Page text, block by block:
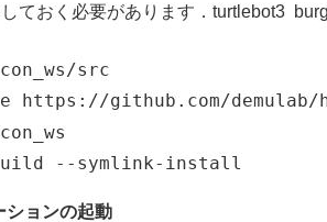
ておく必要があります．turtlebot3
src
https://github.com/demulab/
--symlink-install
ションの起動